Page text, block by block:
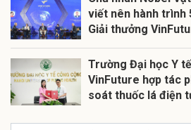
viết nên hành trình
Giải thưởng
Trường Đại học Y
VinFuture hợp tác
soát thuốc lá điện